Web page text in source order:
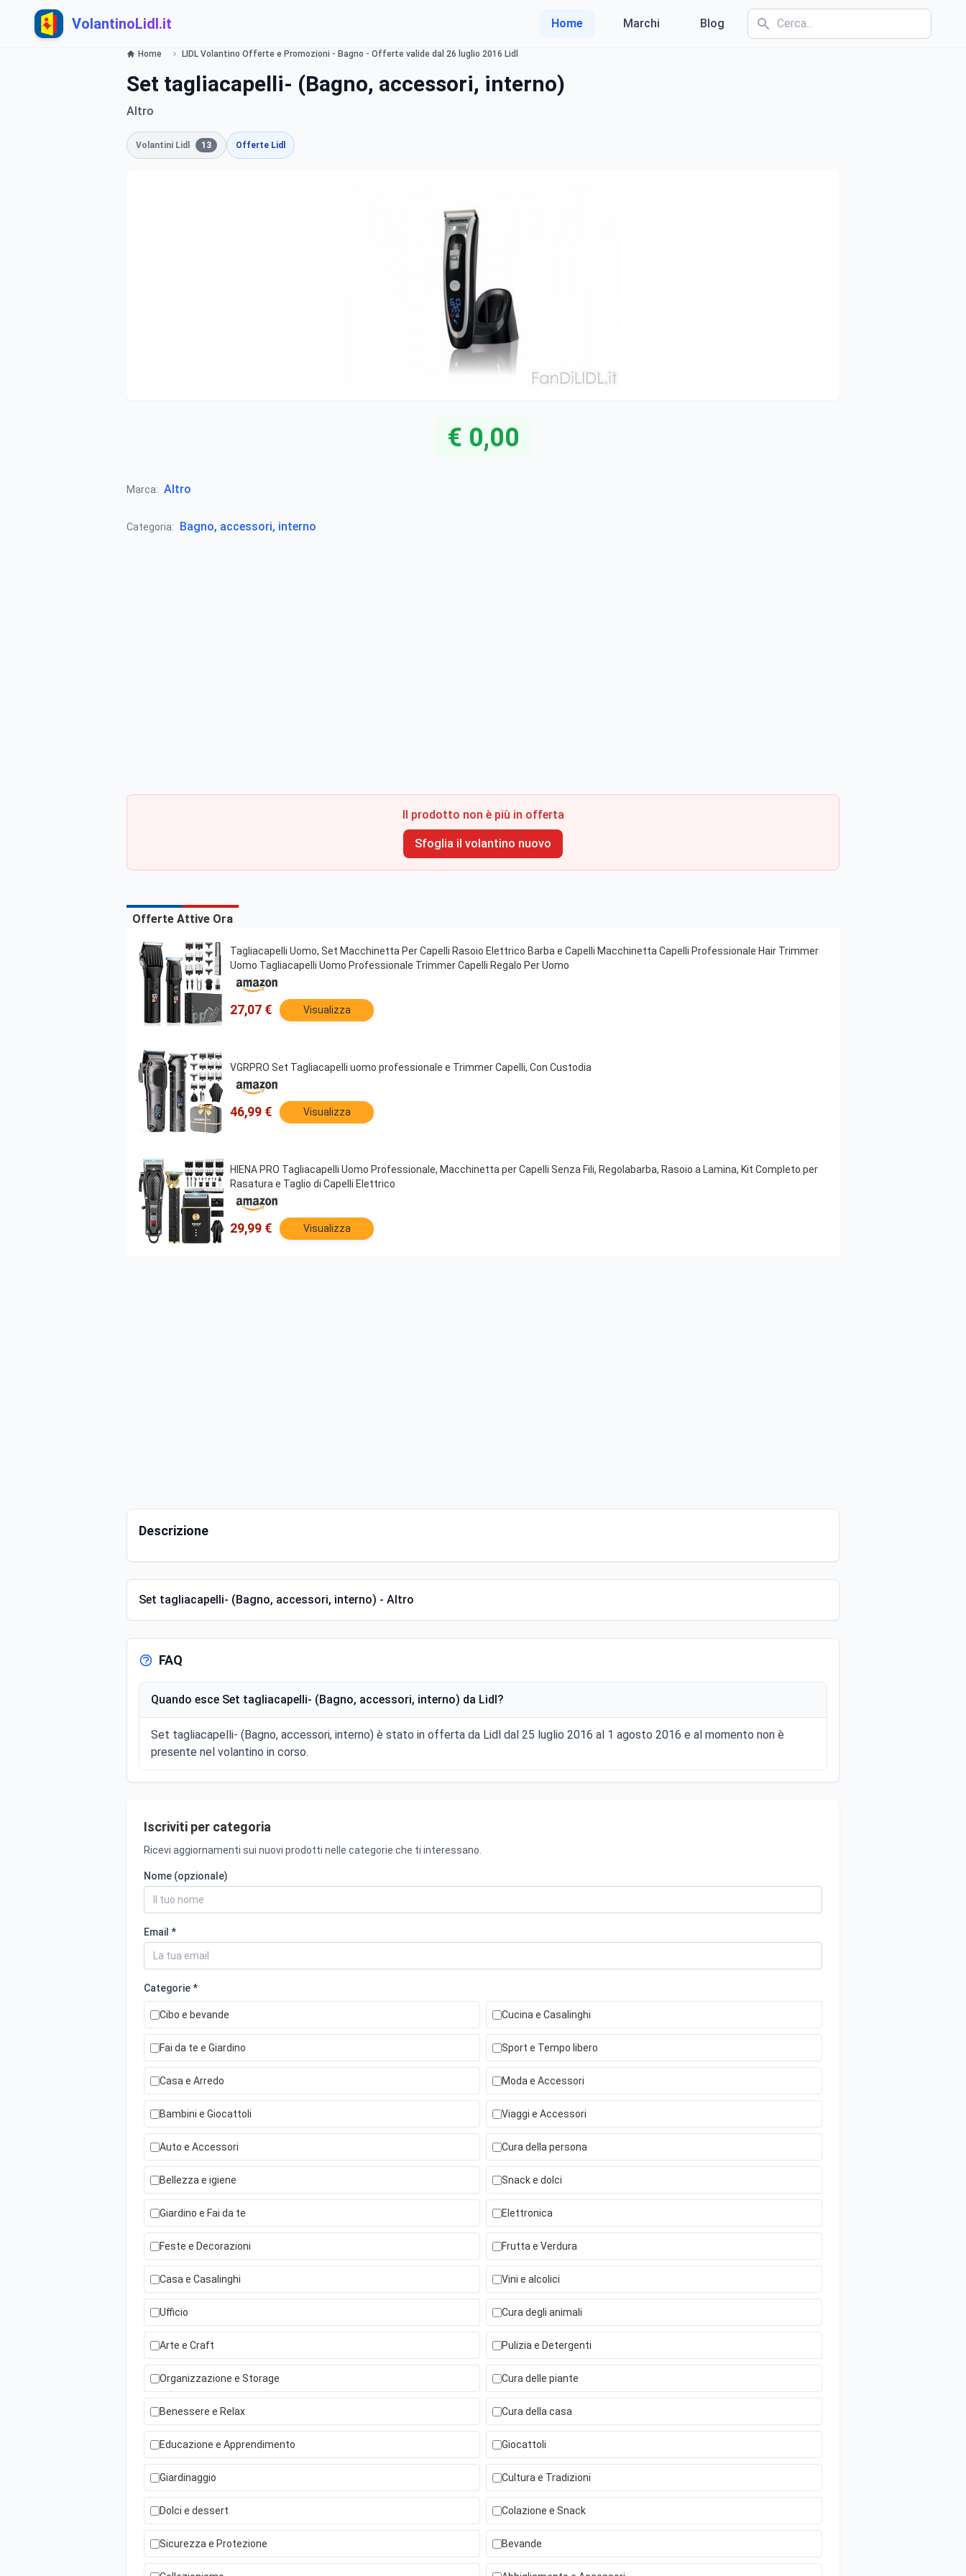
VolantinoLidl.it Home Marchi Blog
Home LIDL Volantino Offerte e Promozioni - Bagno - Offerte valide dal 26 luglio 2016 Lidl
Set tagliacapelli- (Bagno, accessori, interno)
Altro
Volantini Lidl 13 Offerte Lidl
€ 0,00
Marca: Altro
Categoria: Bagno, accessori, interno
Il prodotto non è più in offerta
Sfoglia il volantino nuovo
Offerte Attive Ora
Tagliacapelli Uomo, Set Macchinetta Per Capelli Rasoio Elettrico Barba e Capelli Macchinetta Capelli Professionale Hair Trimmer
Uomo Tagliacapelli Uomo Professionale Trimmer Capelli Regalo Per Uomo
27,07 € Visualizza
VGRPRO Set Tagliacapelli uomo professionale e Trimmer Capelli, Con Custodia
46,99 € Visualizza
HIENA PRO Tagliacapelli Uomo Professionale, Macchinetta per Capelli Senza Fili, Regolabarba, Rasoio a Lamina, Kit Completo per
Rasatura e Taglio di Capelli Elettrico
29,99 € Visualizza
Descrizione
Set tagliacapelli- (Bagno, accessori, interno) - Altro
FAQ
Quando esce Set tagliacapelli- (Bagno, accessori, interno) da Lidl?
Set tagliacapelli- (Bagno, accessori, interno) è stato in offerta da Lidl dal 25 luglio 2016 al 1 agosto 2016 e al momento non è
presente nel volantino in corso.
Iscriviti per categoria
Ricevi aggiornamenti sui nuovi prodotti nelle categorie che ti interessano.
Nome (opzionale)
Email *
Categorie *
Cibo e bevande Cucina e Casalinghi
Fai da te e Giardino Sport e Tempo libero
Casa e Arredo Moda e Accessori
Bambini e Giocattoli Viaggi e Accessori
Auto e Accessori Cura della persona
Bellezza e igiene Snack e dolci
Giardino e Fai da te Elettronica
Feste e Decorazioni Frutta e Verdura
Casa e Casalinghi Vini e alcolici
Ufficio Cura degli animali
Arte e Craft Pulizia e Detergenti
Organizzazione e Storage Cura delle piante
Benessere e Relax Cura della casa
Educazione e Apprendimento Giocattoli
Giardinaggio Cultura e Tradizioni
Dolci e dessert Colazione e Snack
Sicurezza e Protezione Bevande